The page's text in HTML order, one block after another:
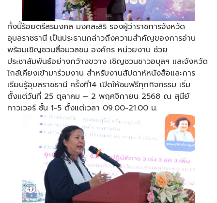
ทั้งนี้ร้อยตรีสรมงคล มงคละสิริ รองผู้ว่าราชการจังหวัด
อุบลราชธานี เป็นประธานกล่าวถึงความสำคัญของการอ่าน
พร้อมเชิญชวนสื่อมวลชน องค์กร หน่วยงาน ช่วย
ประชาสัมพันธ์อย่างกว้างขวาง เชิญชวนชาวอบุลฯ และจังหวัด
ใกล้เคียงเข้ามาร่วมงาน สำหรับงานสัปดาห์หนังสือและการ
เรียนรู้อุบลราชธานี ครั้งที่14 เปิดให้ชมฟรีทุกกิจกรรม เริ่ม
ตั้งแต่วันที่ 25 ตุลาคม – 2 พฤศจิกายน 2568 ณ สุนีย์
ทาวเวอร์ ชั้น 1-5 ตั้งแต่เวลา 09.00-21.00 น.